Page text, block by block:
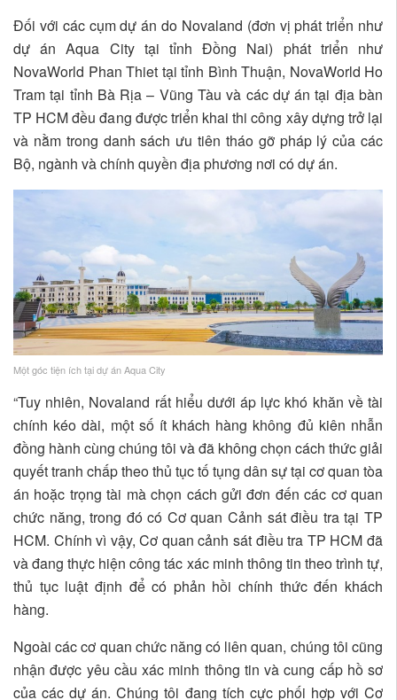
Đối với các cụm dự án do Novaland (đơn vị phát triển như
dự án Aqua City tại tỉnh Đồng Nai) phát triển như
NovaWorld Phan Thiet tại tỉnh Bình Thuận, NovaWorld Ho
Tram tại tỉnh Bà Rịa – Vũng Tàu và các dự án tại địa bàn
TP HCM đều đang được triển khai thi công xây dựng trở lại
và nằm trong danh sách ưu tiên tháo gỡ pháp lý của các
Bộ, ngành và chính quyền địa phương nơi có dự án.
Một góc tiện ích tại dự án Aqua City
“Tuy nhiên, Novaland rất hiểu dưới áp lực khó khăn về tài
chính kéo dài, một số ít khách hàng không đủ kiên nhẫn
đồng hành cùng chúng tôi và đã không chọn cách thức giải
quyết tranh chấp theo thủ tục tố tụng dân sự tại cơ quan tòa
án hoặc trọng tài mà chọn cách gửi đơn đến các cơ quan
chức năng, trong đó có Cơ quan Cảnh sát điều tra tại TP
HCM. Chính vì vậy, Cơ quan cảnh sát điều tra TP HCM đã
và đang thực hiện công tác xác minh thông tin theo trình tự,
thủ tục luật định để có phản hồi chính thức đến khách
hàng.
Ngoài các cơ quan chức năng có liên quan, chúng tôi cũng
nhận được yêu cầu xác minh thông tin và cung cấp hồ sơ
của các dự án. Chúng tôi đang tích cực phối hợp với Cơ